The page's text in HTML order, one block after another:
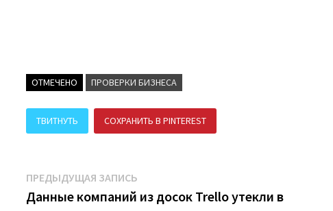
ОТМЕЧЕНО ПРОВЕРКИ БИЗНЕСА
ТВИТНУТЬ СОХРАНИТЬ В PINTEREST
Навигация
ПРЕДЫДУЩАЯ ЗАПИСЬ
запись:
Данные компаний из досок Trello утекли в